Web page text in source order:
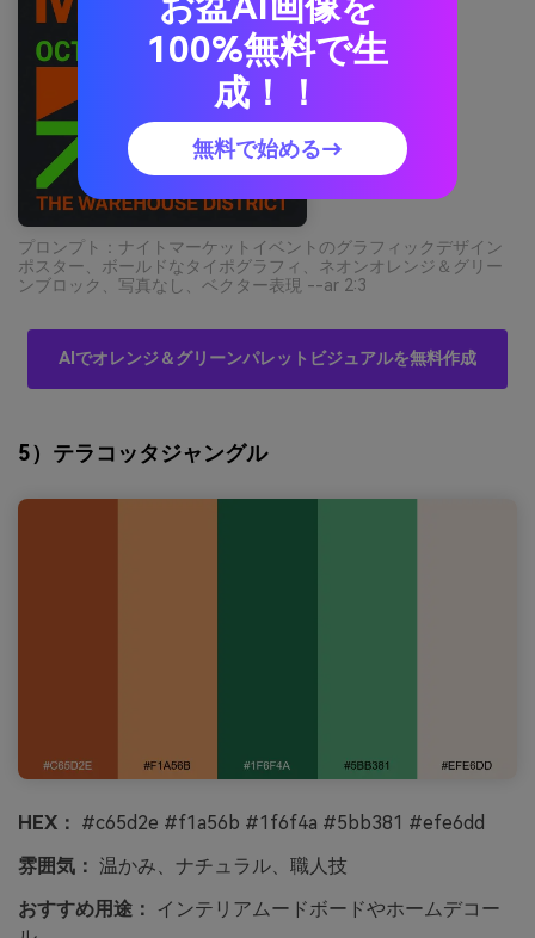
プロンプト：ナイトマーケットイベントのグラフィックデザイン
ポスター、ボールドなタイポグラフィ、ネオンオレンジ＆グリー
ンブロック、写真なし、ベクター表現 --ar 2:3
AIでオレンジ＆グリーンパレットビジュアルを無料作成
5）テラコッタジャングル
HEX： #c65d2e #f1a56b #1f6f4a #5bb381 #efe6dd
雰囲気： 温かみ、ナチュラル、職人技
おすすめ用途：
インテリアムードボードやホームデコー
100%無料で生
成！！
無料で始める→